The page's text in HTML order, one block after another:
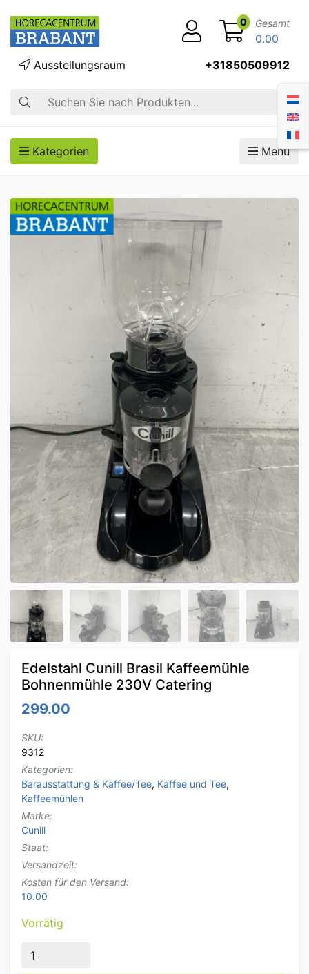
Suche
Ausstellungsraum +31850509912
0 Gesamt
0.00
Kategorien Menü
Edelstahl Cunill Brasil Kaffeemühle
Bohnenmühle 230V Catering
299.00
SKU:
9312
Kategorien:
Barausstattung & Kaffee/Tee, Kaffee und Tee,
Kaffeemühlen
Marke:
Cunill
Staat:
Versandzeit:
Kosten für den Versand:
10.00
Vorrätig
Edelstahl Cunill Brasil Kaffeemühle Bohnenmühle